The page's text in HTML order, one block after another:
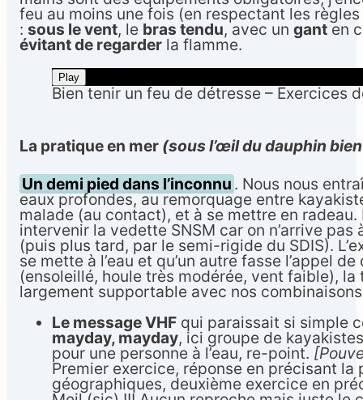
feu au moins une fois (en respectant les
: sous le vent, le bras tendu, avec un ganten
évitant de regarder la flamme.
Play
Bien tenir un feu de détresse – Exercices
La pratique en mer (sous l’œil du dauphin
Un demi pied dans l’inconnu . Nous nous
eaux profondes, au remorquage entre
malade (au contact), et à se mettre en
intervenir la vedette SNSM car on n’arrive pas
(puis plus tard, par le semi-rigide du SDIS).
se mette à l’eau et qu’un autre fasse l’appel
(ensoleillé, houle très modérée, vent faible), la
largement supportable avec nos
Le message VHF qui paraissait si simple
mayday, mayday, ici groupe de
pour une personne à l’eau, re-point.
Premier exercice, réponse en précisant la
géographiques, deuxième exercice en